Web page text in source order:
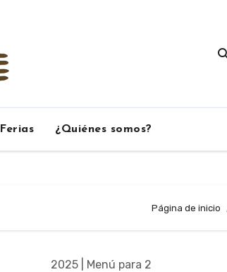
Ferias ¿Quiénes somos?
Página de inicio
2025 | Menú para 2